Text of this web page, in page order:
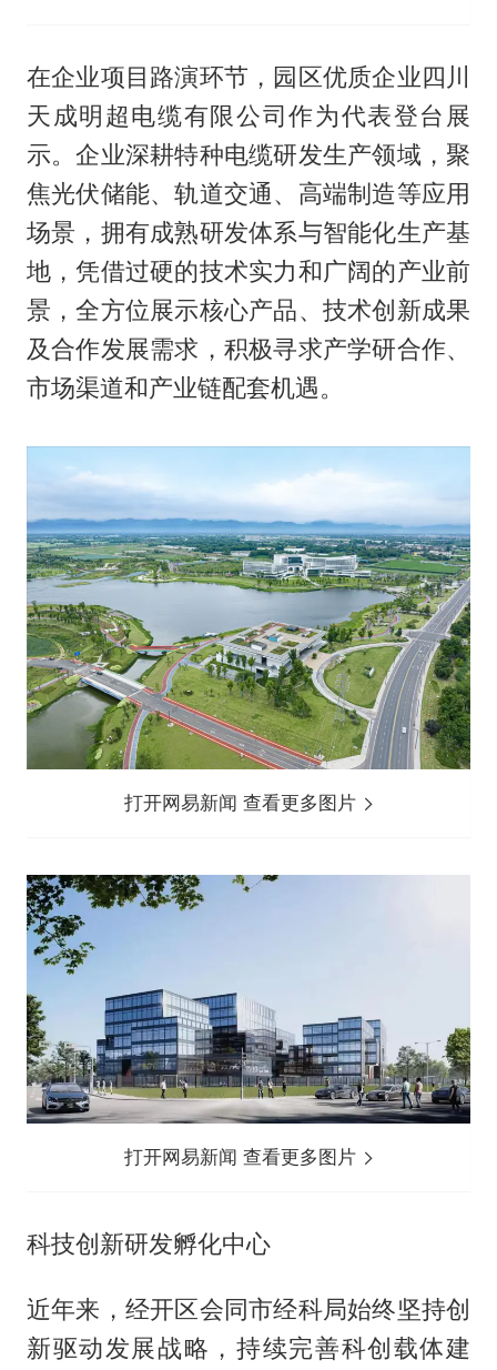
在企业项目路演环节，园区优质企业四川
天成明超电缆有限公司作为代表登台展
示。企业深耕特种电缆研发生产领域，聚
焦光伏储能、轨道交通、高端制造等应用
场景，拥有成熟研发体系与智能化生产基
地，凭借过硬的技术实力和广阔的产业前
景，全方位展示核心产品、技术创新成果
及合作发展需求，积极寻求产学研合作、
市场渠道和产业链配套机遇。
打开网易新闻 查看更多图片
打开网易新闻 查看更多图片
科技创新研发孵化中心
近年来，经开区会同市经科局始终坚持创
新驱动发展战略，持续完善科创载体建